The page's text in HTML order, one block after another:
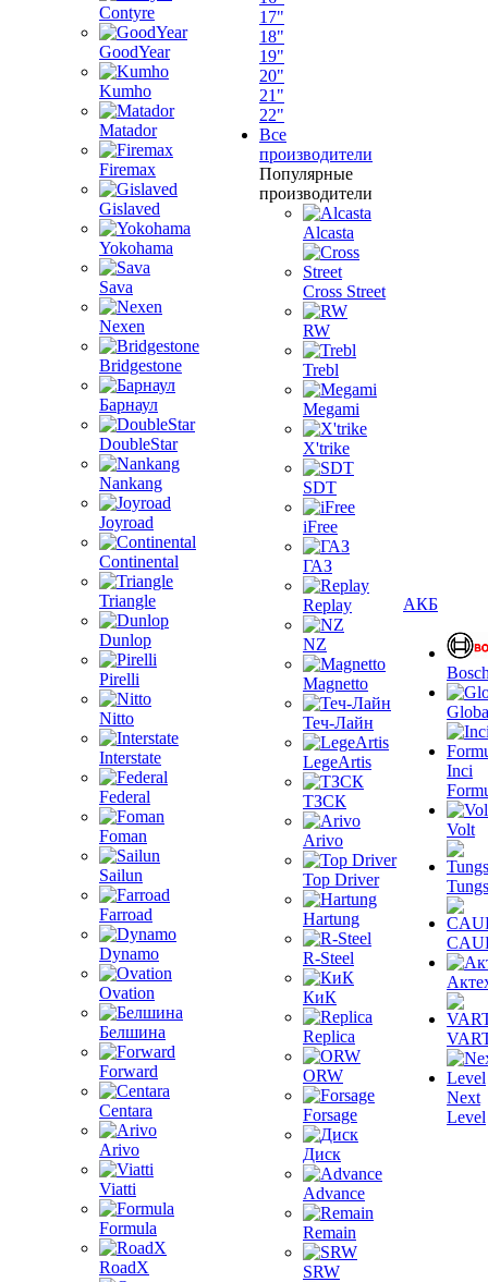
Contyre
GoodYear
Kumho
Matador
Firemax
Gislaved
Yokohama
Sava
Nexen
Bridgestone
Барнаул
DoubleStar
Nankang
Joyroad
Continental
Triangle
Dunlop
Pirelli
Nitto
Interstate
Federal
Foman
Sailun
Farroad
Dynamo
Ovation
Белшина
Forward
Centara
Arivo
Viatti
Formula
RoadX
17"
18"
19"
20"
21"
22"
Все
производители
Популярные
производители
Alcasta
Cross Street
RW
Trebl
Megami
X'trike
SDT
iFree
ГАЗ
Replay
NZ
Magnetto
Теч-Лайн
LegeArtis
ТЗСК
Arivo
Top Driver
Hartung
R-Steel
КиК
Replica
ORW
Forsage
Диск
Advance
Remain
SRW
АКБ
Inci
Volt
Next
Level